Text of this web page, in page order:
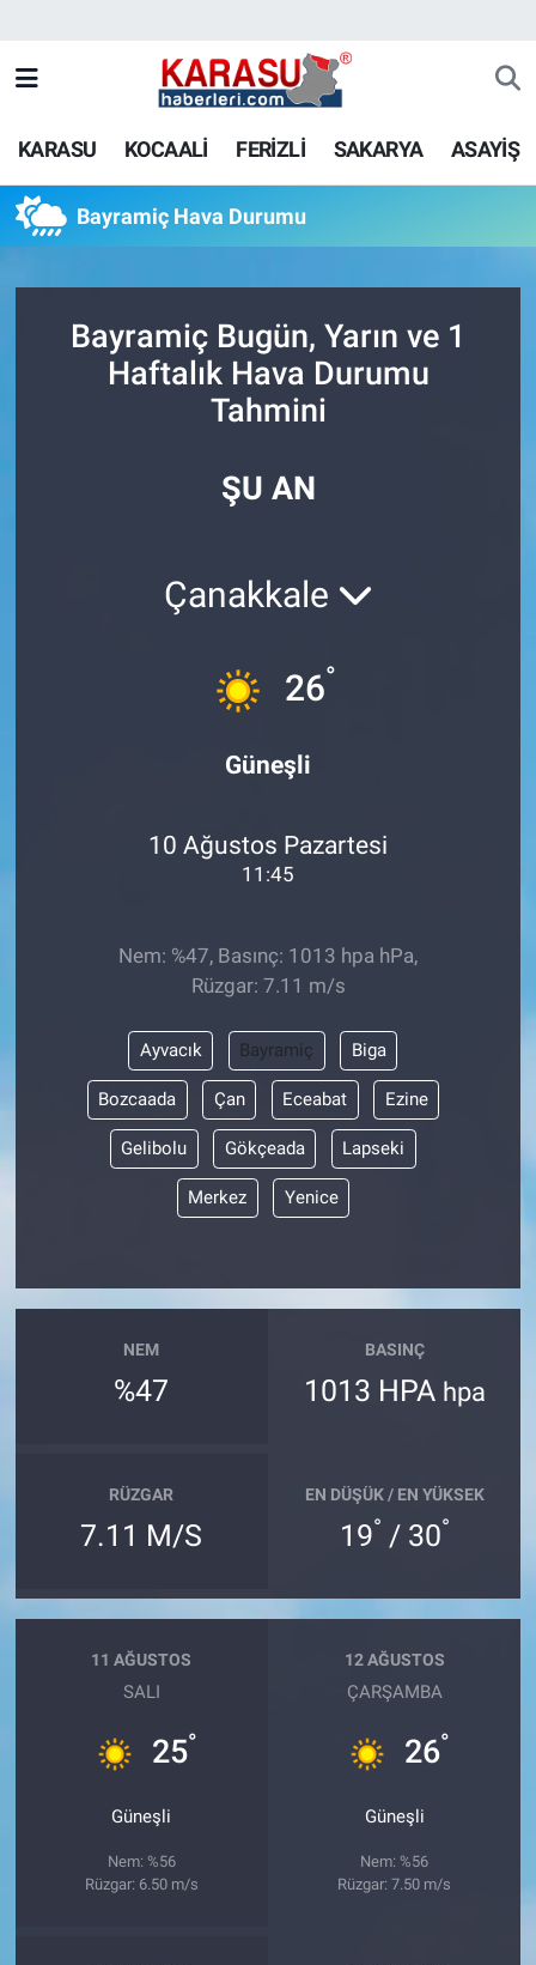
KARASU KOCAALİ FERİZLİ SAKARYA ASAYİŞ
Bayramiç Hava Durumu
Bayramiç Bugün, Yarın ve 1
Haftalık Hava Durumu
Tahmini
ŞU AN
Çanakkale
26°
Güneşli
10 Ağustos Pazartesi
11:45
Nem: %47, Basınç: 1013 hpa hPa,
Rüzgar: 7.11 m/s
Ayvacık Bayramiç Biga
Bozcaada Çan Eceabat Ezine
Gelibolu Gökçeada Lapseki
Merkez Yenice
NEM
%47
BASINÇ
1013 HPA hpa
RÜZGAR
7.11 M/S
EN DÜŞÜK / EN YÜKSEK
19° / 30°
11 AĞUSTOS
SALI
25°
Güneşli
Nem: %56
Rüzgar: 6.50 m/s
12 AĞUSTOS
ÇARŞAMBA
26°
Güneşli
Nem: %56
Rüzgar: 7.50 m/s